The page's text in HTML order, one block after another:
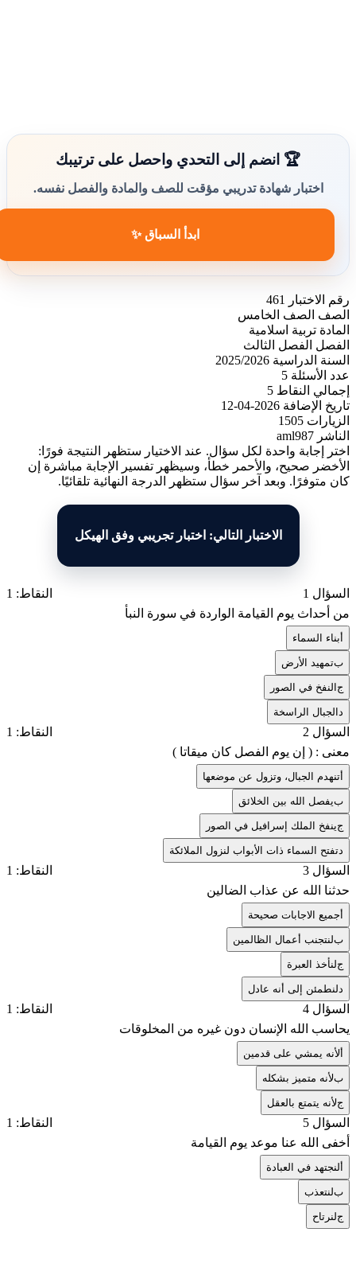
🏆 انضم إلى التحدي واحصل على ترتيبك
اختبار شهادة تدريبي مؤقت للصف والمادة والفصل نفسه.
ابدأ السباق ✨
رقم الاختبار
461
الصف
الصف الخامس
المادة تربية اسلامية
الفصل
الفصل الثالث
السنة الدراسية 2025/2026
عدد الأسئلة 5
إجمالي النقاط 5
تاريخ الإضافة 2026-04-12
الزيارات 1505
الناشر aml987
اختر إجابة واحدة لكل سؤال. عند الاختيار ستظهر النتيجة فورًا:
الأخضر صحيح، والأحمر خطأ، وسيظهر تفسير الإجابة مباشرة إن
كان متوفرًا. وبعد آخر سؤال ستظهر الدرجة النهائية تلقائيًا.
الاختبار التالي: اختبار تجريبي وفق الهيكل
السؤال 1
النقاط: 1
من أحداث يوم القيامة الواردة في سورة النبأ
بناء السماء
بتمهيد الأرض
جالنفخ في الصور
الجبال الراسخة
السؤال 2
النقاط: 1
معنى : ( إن يوم الفصل كان ميقاتا )
تنهدم الجبال، وتزول عن موضعها
بيفصل الله بين الخلائق
جينفخ الملك إسرافيل في الصور
تفتح السماء ذات الأبواب لنزول الملائكة
السؤال 3
النقاط: 1
حدثنا الله عن عذاب الضالين
جميع الاجابات صحيحة
بلنتجنب أعمال الظالمين
جلنأخذ العبرة
لنطمئن إلى أنه عادل
السؤال 4
النقاط: 1
يحاسب الله الإنسان دون غيره من المخلوقات
لأنه يمشي على قدمين
بلأنه متميز بشكله
جلأنه يتمتع بالعقل
السؤال 5
النقاط: 1
أخفى الله عنا موعد يوم القيامة
لنجتهد في العبادة
بلنتعذب
جلنرتاح